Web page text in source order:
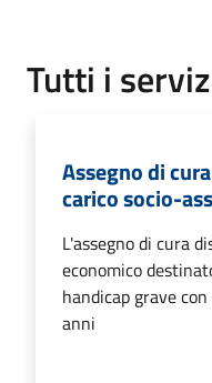
Tutti i
Assegno di
carico socio-
L'assegno di cura
economico
handicap grave
anni